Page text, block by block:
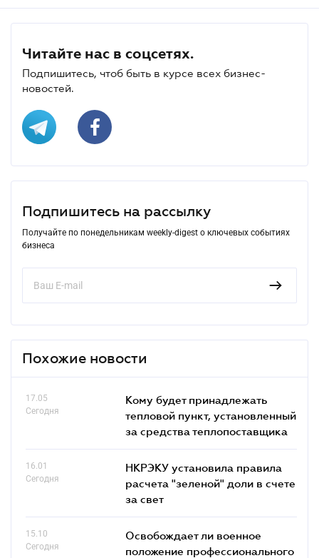
Читайте нас в соцсетях.
Подпишитесь, чтоб быть в курсе всех бизнес-
новостей.
Подпишитесь на рассылку
Получайте по понедельникам weekly-digest о ключевых событиях
бизнеса
Похожие новости
17.05
Сегодня
Кому будет принадлежать
тепловой пункт, установленный
за средства теплопоставщика
16.01
Сегодня
НКРЭКУ установила правила
расчета "зеленой" доли в счете
за свет
15.10
Сегодня
Освобождает ли военное
положение профессионального